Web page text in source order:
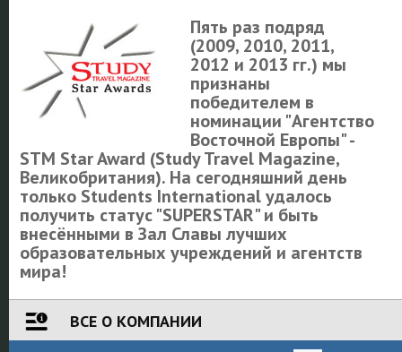
Пять раз подряд
(2009, 2010, 2011,
2012 и 2013 гг.) мы
признаны
победителем в
номинации "Агентство
Восточной Европы" -
STM Star Award (Study Travel Magazine,
Великобритания). На сегодняшний день
только Students International удалось
получить статус "SUPERSTAR" и быть
внесёнными в Зал Славы лучших
образовательных учреждений и агентств
мира!
ВСЕ О КОМПАНИИ